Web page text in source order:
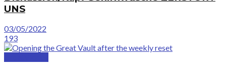
UNS
03/05/2022
193